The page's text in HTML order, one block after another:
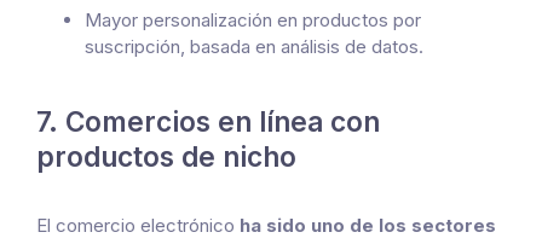
Mayor personalización en productos por
suscripción, basada en análisis de datos.
7. Comercios en línea con
productos de nicho
El comercio electrónico ha sido uno de los sectores